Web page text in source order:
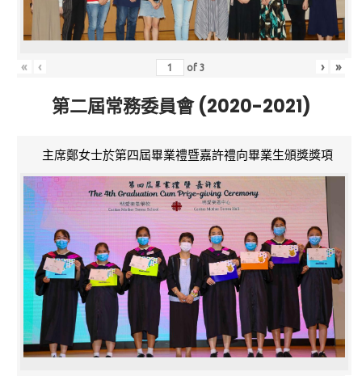
« ‹ of3 › »
第二屆常務委員會 (2020-2021)
主席鄭女士於第四屆畢業禮暨嘉許禮向畢業生頒獎獎項